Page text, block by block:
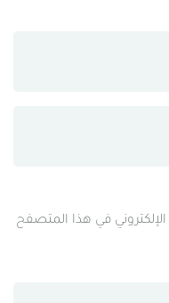
في هذا المتصفح